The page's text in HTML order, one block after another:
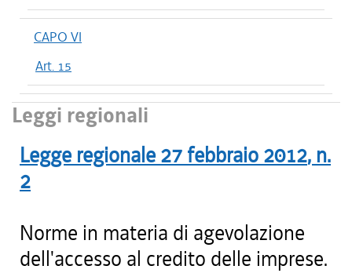
CAPO VI
Art. 15
Leggi regionali
Legge regionale 27 febbraio 2012, n.
2
Norme in materia di agevolazione
dell'accesso al credito delle imprese.